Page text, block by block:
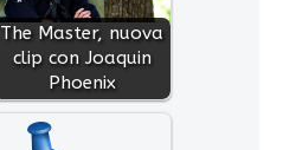
The Master, nuova
clip con Joaquin
Phoenix